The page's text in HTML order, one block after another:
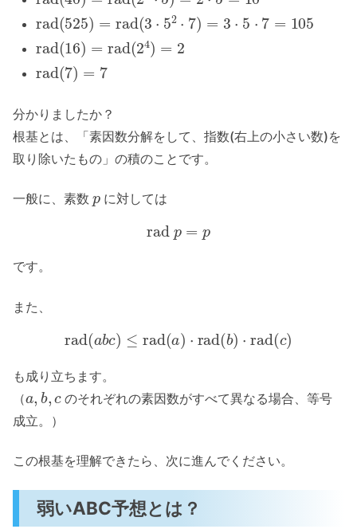
rad (525 rad(3 52⋅ 7)= 5 7=
105
rad (16)= ( 24)
rad (7) =
分かりましたか？
根基とは、「素因数分解をして、指数(右上の小さい数)を
取り除いたもの」の積のことです。
一般に、素数 に対しては
rad p= p
です。
また、
rad(abc )≤rad(a) rad(b) rad(c)
も成り立ちます。
（ a , b
のそれぞれの素因数がすべて異なる場合、等号
成立。）
この根基を理解できたら、次に進んでください。
弱いABC予想とは？